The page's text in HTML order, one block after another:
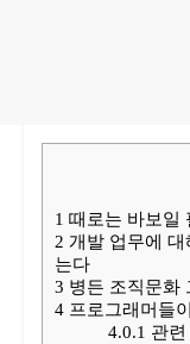
1 때로는 바보일
2 개발 업무에
는다
3 병든 조직문화
4프로그래머들
4.0.1 관련